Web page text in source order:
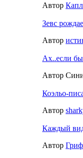
Автор
Зевс
Автор
Ах..если
Автор
Коэльо-
Автор
Каждый
Автор